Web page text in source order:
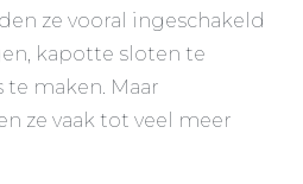
ze vooral ingeschakeld
kapotte sloten te
maken. Maar
ze vaak tot veel meer